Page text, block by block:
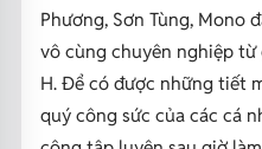
Phương, Sơn Tùng, Mono
vô cùng chuyên nghiệp từ
H. Để có được những tiết
quý công sức của các cá